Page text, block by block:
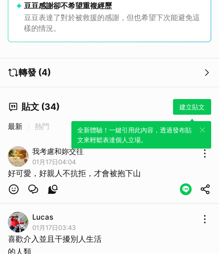
豆豆感謝卻不希望重複經歷
豆豆表達了對於被救援的感謝，但也希望下次能避免這
樣的情況。
轉發 (4)
貼文 (34) 建立貼文
全新體驗！一鍵引用此內容，透過發布貼
文來輕鬆表達個人立場。
最新 熱門
我考慮和妳交往
01月17日04:04
好可愛，好親人不抗拒，才會被抱下山
Lucas
01月17日03:43
喜歡介入並且干擾別人生活
的人類